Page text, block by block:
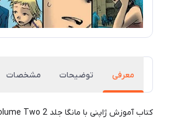
معرفی توضیحات مشخصات
کتاب آموزش ژاپنی با مانگا جلد 2 Learn Japanese with Manga Volume Two